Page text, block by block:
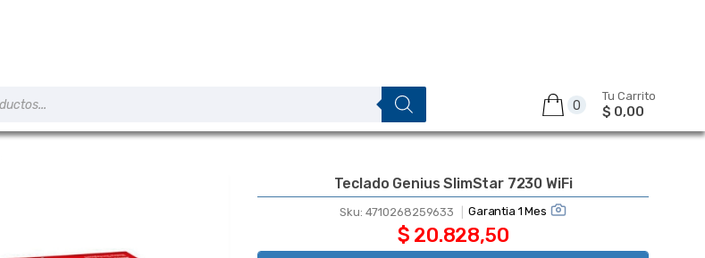
0
Tu Carrito
$ 0,00
Teclado Genius SlimStar 7230 WiFi
Sku: 4710268259633 Garantia 1 Mes
$ 20.828,50